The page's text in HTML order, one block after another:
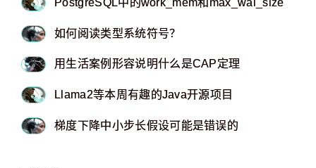
PostgreSQL中的work_mem和max_wal_size
如何阅读类型系统符号？
用生活案例形容说明什么是CAP定理
Llama2等本周有趣的Java开源项目
梯度下降中小步长假设可能是错误的